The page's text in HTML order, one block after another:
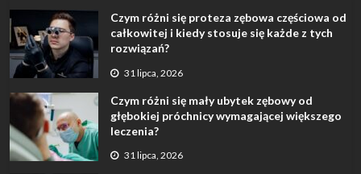
Czym różni się proteza zębowa częściowa od
całkowitej i kiedy stosuje się każde z tych
rozwiązań?
31 lipca, 2026
Czym różni się mały ubytek zębowy od
głębokiej próchnicy wymagającej większego
leczenia?
31 lipca, 2026